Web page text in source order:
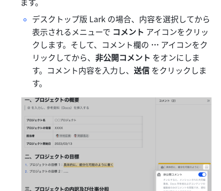
デスクトップ版 Lark の場合、内容を選択してから
表示されるメニューで コメント アイコンをクリッ
クします。そして、コメント欄の … アイコンをク
リックしてから、非公開コメント をオンにしま
す。コメント内容を入力し、送信 をクリックしま
す。